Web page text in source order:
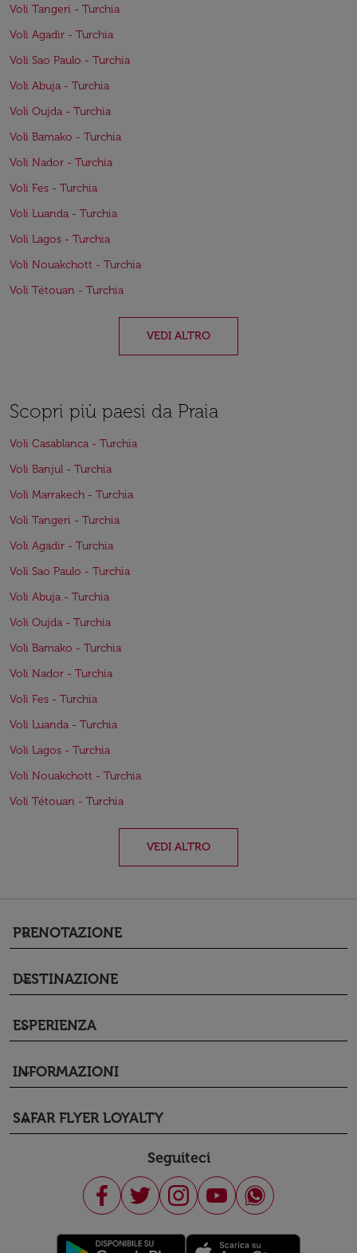
Voli Tangeri - Turchia
Voli Agadir - Turchia
Voli Sao Paulo - Turchia
Voli Abuja - Turchia
Voli Oujda - Turchia
Voli Bamako - Turchia
Voli Nador - Turchia
Voli Fes - Turchia
Voli Luanda - Turchia
Voli Lagos - Turchia
Voli Nouakchott - Turchia
Voli Tétouan - Turchia
VEDI ALTRO
Scopri più paesi da Praia
Voli Casablanca - Turchia
Voli Banjul - Turchia
Voli Marrakech - Turchia
Voli Tangeri - Turchia
Voli Agadir - Turchia
Voli Sao Paulo - Turchia
Voli Abuja - Turchia
Voli Oujda - Turchia
Voli Bamako - Turchia
Voli Nador - Turchia
Voli Fes - Turchia
Voli Luanda - Turchia
Voli Lagos - Turchia
Voli Nouakchott - Turchia
Voli Tétouan - Turchia
VEDI ALTRO
PRENOTAZIONE
keyboard_arrow_down
DESTINAZIONE
keyboard_arrow_down
ESPERIENZA
keyboard_arrow_down
INFORMAZIONI
keyboard_arrow_down
SAFAR FLYER LOYALTY
keyboard_arrow_down
Seguiteci